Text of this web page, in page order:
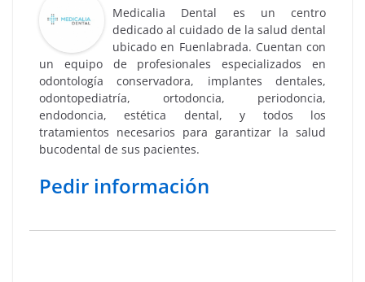
Medicalia Dental es un centro
dedicado al cuidado de la salud dental
ubicado en Fuenlabrada. Cuentan con
un equipo de profesionales especializados en
odontología conservadora, implantes dentales,
odontopediatría, ortodoncia, periodoncia,
endodoncia, estética dental, y todos los
tratamientos necesarios para garantizar la salud
bucodental de sus pacientes.
Pedir información